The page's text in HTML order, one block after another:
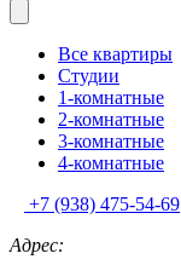
Все квартиры
Студии
1-комнатные
2-комнатные
3-комнатные
4-комнатные
+7 (938) 475-54-69
Адрес: